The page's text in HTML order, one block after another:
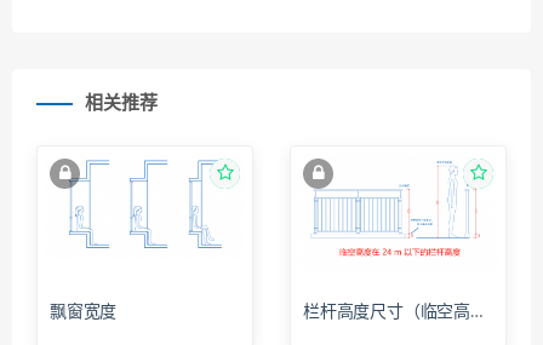
相关推荐
飘窗宽度 栏杆高度尺寸（临空高度在24m以下）